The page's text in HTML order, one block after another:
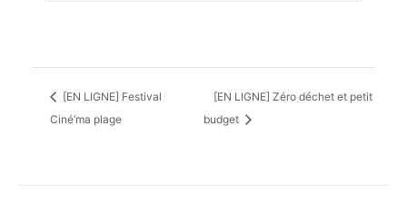
[EN LIGNE] Festival
Ciné’ma plage
[EN LIGNE] Zéro déchet et petit
budget